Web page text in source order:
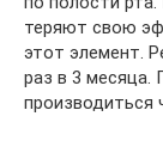
теряют свою
этот элемент.
раз в 3
производиться